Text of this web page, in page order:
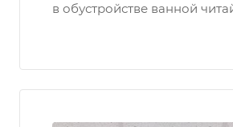
в обустройстве ванной